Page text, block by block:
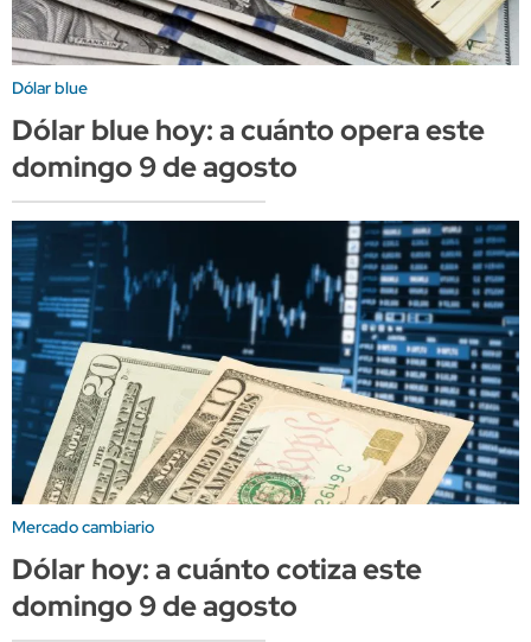
Dólar blue
Dólar blue hoy: a cuánto opera este
domingo 9 de agosto
Mercado cambiario
Dólar hoy: a cuánto cotiza este
domingo 9 de agosto